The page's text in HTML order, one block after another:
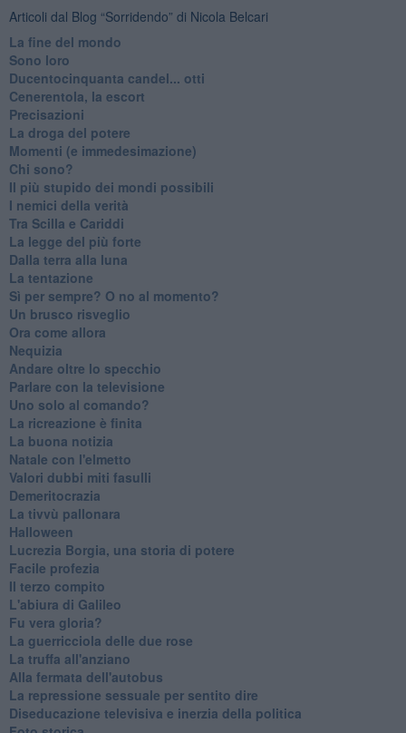
Articoli dal Blog “Sorridendo” di Nicola Belcari
La fine del mondo
Sono loro
Ducentocinquanta candel... otti
Cenerentola, la escort
Precisazioni
La droga del potere
Momenti (e immedesimazione)
Chi sono?
Il più stupido dei mondi possibili
I nemici della verità
Tra Scilla e Cariddi
La legge del più forte
Dalla terra alla luna
La tentazione
​Sì per sempre? O no al momento?
Un brusco risveglio
Ora come allora
Nequizia
Andare oltre lo specchio
Parlare con la televisione
Uno solo al comando?
La ricreazione è finita
La buona notizia
Natale con l'elmetto
Valori dubbi miti fasulli
Demeritocrazia
La tivvù pallonara
Halloween
​Lucrezia Borgia, una storia di potere
Facile profezia
Il terzo compito
L'abiura di Galileo
Fu vera gloria?
La guerricciola delle due rose
La truffa all'anziano
Alla fermata dell'autobus
La repressione sessuale per sentito dire
Diseducazione televisiva e inerzia della politica